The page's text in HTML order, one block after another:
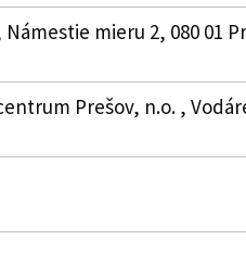
mieru 2, 080 01
Prešov, n.o. ,